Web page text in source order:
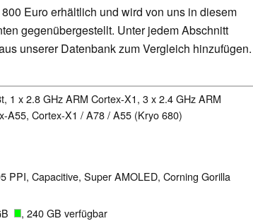
Euro erhältlich und wird von uns in diesem
gegenübergestellt. Unter jedem Abschnitt
unserer Datenbank zum Vergleich hinzufügen.
1 x 2.8 GHz ARM Cortex-X1, 3 x 2.4 GHz ARM
A55, Cortex-X1 / A78 / A55 (Kryo 680)
PPI, Capacitive, Super AMOLED, Corning Gorilla
, 240 GB verfügbar